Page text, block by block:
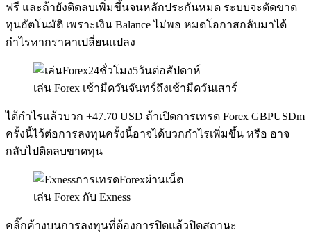
ฟรี และถ้ายังติดลบเพิ่มขึ้นจนหลักประกันหมด ระบบจะตัดขาด
ทุนอัตโนมัติ เพราะเงิน Balance ไม่พอ หมดโอกาสกลับมาได้
กำไรหากราคาเปลี่ยนแปลง
เล่น Forex เช้ามืดวันจันทร์ถึงเช้ามืดวันเสาร์
ได้กำไรแล้วบวก +47.70 USD ถ้าเปิดการเทรด Forex GBPUSDm
ครั้งนี้ไว้ต่อการลงทุนครั้งนี้อาจได้บวกกำไรเพิ่มขึ้น หรือ อาจ
กลับไปติดลบขาดทุน
เล่น Forex กับ Exness
คลิ๊กค้างบนการลงทุนที่ต้องการปิดแล้วปิดสถานะ